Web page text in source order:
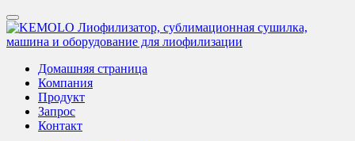
Домашняя страница
Компания
Продукт
Запрос
Контакт